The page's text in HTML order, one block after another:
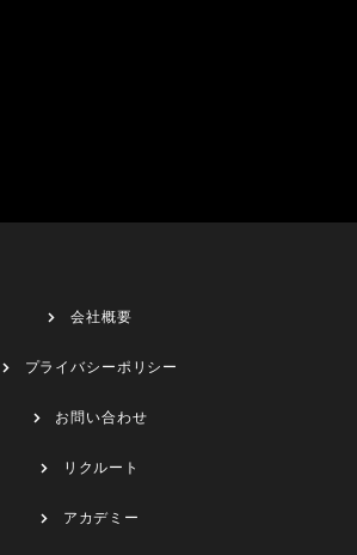
会社概要
プライバシーポリシー
お問い合わせ
リクルート
アカデミー